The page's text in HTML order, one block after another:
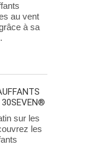
au vent
à sa
30SEVEN®
sur les
les